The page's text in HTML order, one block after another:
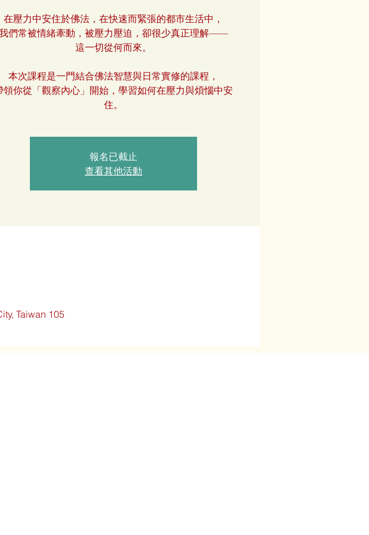
在壓力中安住於佛法，在快速而緊張的都市生活中，
們常被情緒牽動，被壓力壓迫，卻很少真正理解——
這一切從何而來。
本次課程是一門結合佛法智慧與日常實修的課程，
領你從「觀察內心」開始，學習如何在壓力與煩惱中安
住。
報名已截止
查看其他活動
Taiwan 105